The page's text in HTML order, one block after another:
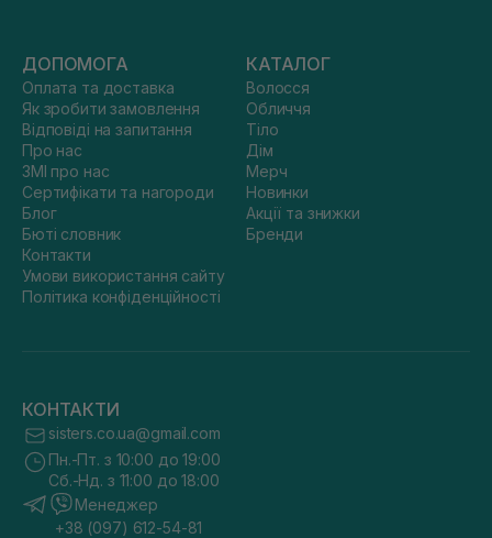
ДОПОМОГА
Оплата та доставка
Як зробити замовлення
Відповіді на запитання
Про нас
ЗМІ про нас
Сертифікати та нагороди
Блог
Бюті словник
Контакти
Умови використання сайту
Політика конфіденційності
КАТАЛОГ
Волосся
Обличчя
Тіло
Дім
Мерч
Новинки
Акції та знижки
Бренди
КОНТАКТИ
sisters.co.ua@gmail.com
Пн.-Пт. з 10:00 до 19:00
Сб.-Нд. з 11:00 до 18:00
Менеджер
+38 (097) 612-54-81